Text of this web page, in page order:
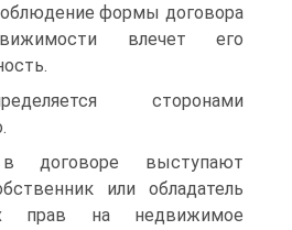
формы договора
влечет его
сторонами
договоре выступают
или обладатель
прав на недвижимое